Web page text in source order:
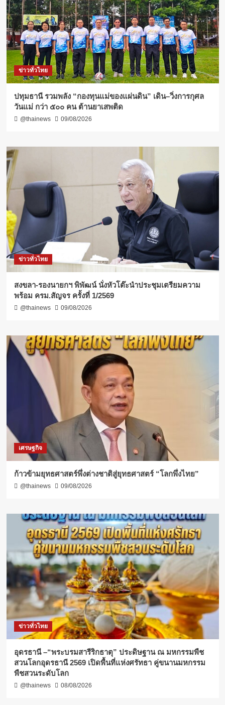
ข่าวทั่วไทย
ปทุมธานี รวมพลัง “กองทุนแม่ของแผ่นดิน” เดิน–วิ่งการกุศล
วันแม่ กว่า ๕๐๐ คน ต้านยาเสพติด
@thainews 09/08/2026
ข่าวทั่วไทย
สงขลา-รองนายกฯ พิพัฒน์ นั่งหัวโต๊ะนำประชุมเตรียมความ
พร้อม ครม.สัญจร ครั้งที่ 1/2569
@thainews 09/08/2026
เศรษฐกิจ
ก้าวข้ามยุทธศาสตร์พึ่งต่างชาติสู่ยุทธศาสตร์ “โลกพึ่งไทย”
@thainews 09/08/2026
ข่าวทั่วไทย
อุดรธานี –“พระบรมสารีริกธาตุ” ประดิษฐาน ณ มหกรรมพืช
สวนโลกอุดรธานี 2569 เปิดพื้นที่แห่งศรัทธา คู่ขนานมหกรรม
พืชสวนระดับโลก
@thainews 08/08/2026